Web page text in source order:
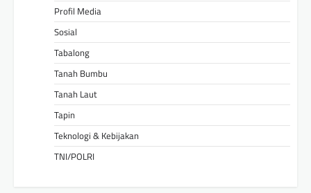
Profil Media
Sosial
Tabalong
Tanah Bumbu
Tanah Laut
Tapin
Teknologi & Kebijakan
TNI/POLRI